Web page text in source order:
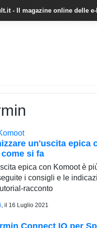
un'uscita epica
si fa
epica con Komoot è
i consigli e le
racconto
, il 16 Luglio 2021
Connect IQ per